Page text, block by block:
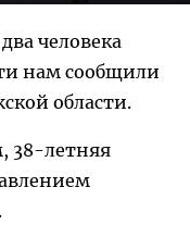
человека
нам сообщили
области.
38-летняя